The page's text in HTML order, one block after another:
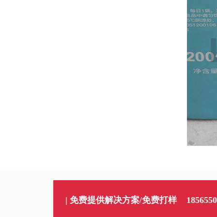
| 免费提供解决方案/免费打样